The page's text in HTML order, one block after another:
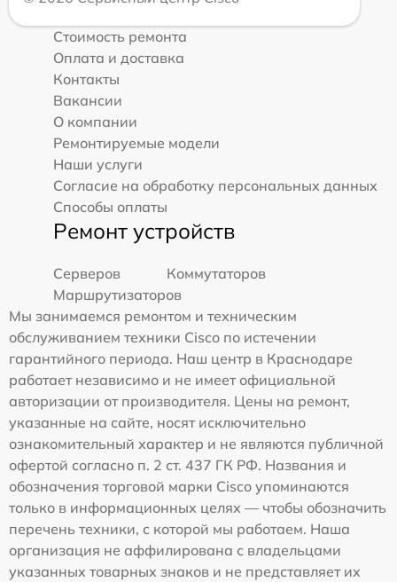
Стоимость ремонта
Оплата и доставка
Контакты
Вакансии
О компании
Ремонтируемые модели
Наши услуги
Согласие на обработку персональных данных
Способы оплаты
Ремонт устройств
Серверов
Коммутаторов
Маршрутизаторов
Мы занимаемся ремонтом и техническим
обслуживанием техники Cisco по истечении
гарантийного периода. Наш центр в Краснодаре
работает независимо и не имеет официальной
авторизации от производителя. Цены на ремонт,
указанные на сайте, носят исключительно
ознакомительный характер и не являются публичной
офертой согласно п. 2 ст. 437 ГК РФ. Названия и
обозначения торговой марки Cisco упоминаются
только в информационных целях — чтобы обозначить
перечень техники, с которой мы работаем. Наша
организация не аффилирована с владельцами
указанных товарных знаков и не представляет их